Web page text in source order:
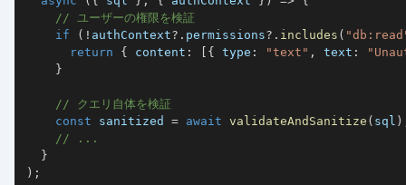
// ユーザーの権限を検証
if
( ! authContext?. permissions?. includes (
return
{ content : [ { type : "text" , text :
}
// クエリ自体を検証
const sanitized = await validateAndSanitize ( sql )
// ...
}
) ;